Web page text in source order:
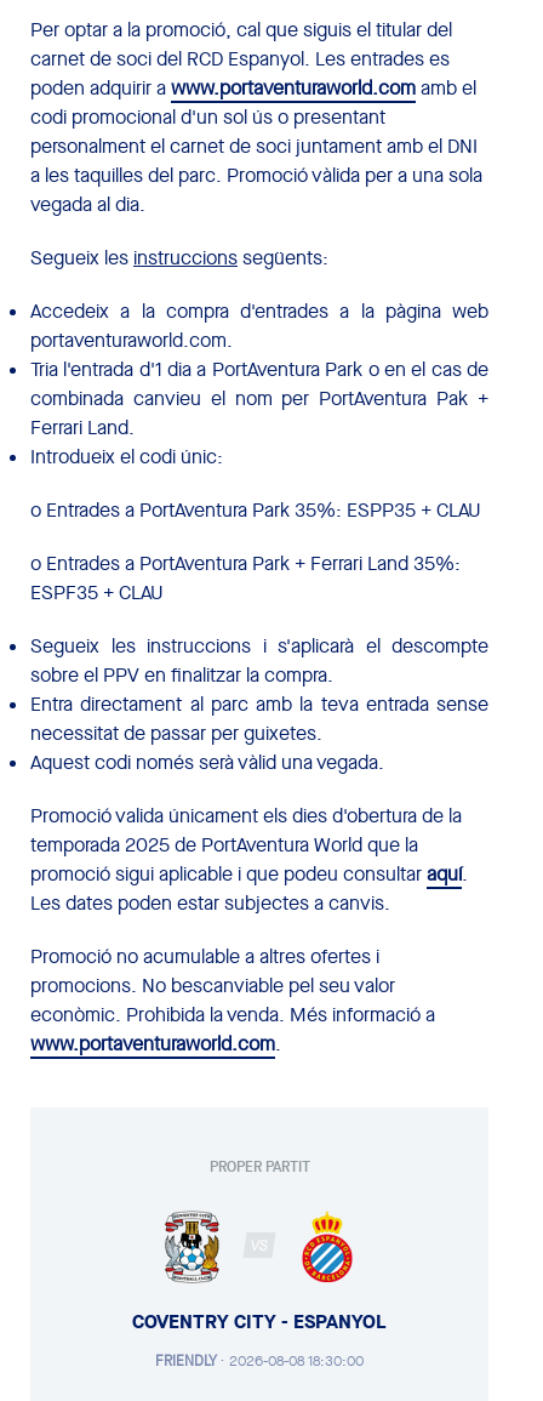
Per optar a la promoció, cal que siguis el titular del
carnet de soci del RCD Espanyol. Les entrades es
poden adquirir awww.portaventuraworld.comamb el
codi promocional d'un sol ús o presentant
personalment el carnet de soci juntament amb el DNI
a les taquilles del parc. Promoció vàlida per a una sola
vegada al dia.
Segueix les instruccionssegüents:
Accedeix a la compra d'entrades a la pàgina web
portaventuraworld.com.
Tria l'entrada d'1 dia a PortAventura Park o en el cas de
combinada canvieu el nom per PortAventura Pak +
Ferrari Land.
Introdueix el codi únic:
o Entrades a PortAventura Park 35%: ESPP35 + CLAU
o Entrades a PortAventura Park + Ferrari Land 35%:
ESPF35 + CLAU
Segueix les instruccions i s'aplicarà el descompte
sobre el PPV en finalitzar la compra.
Entra directament al parc amb la teva entrada sense
necessitat de passar per guixetes.
Aquest codi només serà vàlid una vegada.
Promoció valida únicament els dies d'obertura de la
temporada 2025 de PortAventura World que la
promoció sigui aplicable i que podeu consultaraquí.
Les dates poden estar subjectes a canvis.
Promoció no acumulable a altres ofertes i
promocions. No bescanviable pel seu valor
econòmic. Prohibida la venda. Més informació a
www.portaventuraworld.com.
PROPER PARTIT
VS
COVENTRY CITY - ESPANYOL
FRIENDLY· 2026-08-08 18:30:00